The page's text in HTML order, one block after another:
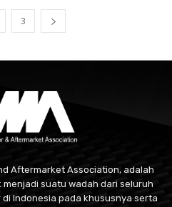
3
Aftermarket Association, adalah
suatu wadah dari seluruh
Indonesia pada khususnya serta